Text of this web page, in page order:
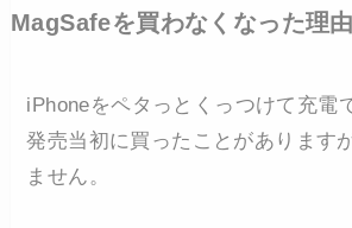
MagSafeを買わなくなった理由
iPhoneをペタっとくっつけて充電
発売当初に買ったことがあります
ません。